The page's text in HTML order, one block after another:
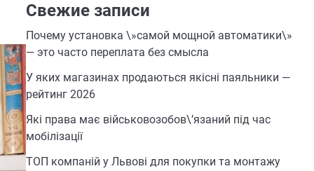
Свежие записи
Почему установка \»самой мощной автоматики\»
— это часто переплата без смысла
У яких магазинах продаються якісні паяльники —
рейтинг 2026
Які права має військовозобов\’язаний під час
мобілізації
ТОП компаній у Львові для покупки та монтажу